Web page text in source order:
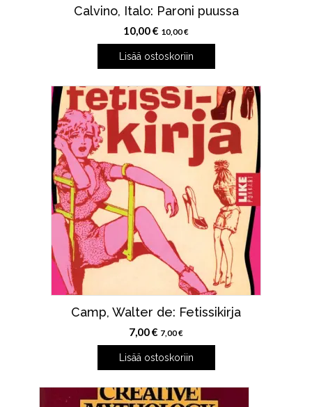
Calvino, Italo: Paroni puussa
10,00€ 10,00€
Lisää ostoskoriin
Camp, Walter de: Fetissikirja
7,00€ 7,00€
Lisää ostoskoriin